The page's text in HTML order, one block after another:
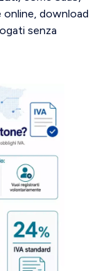
download
senza